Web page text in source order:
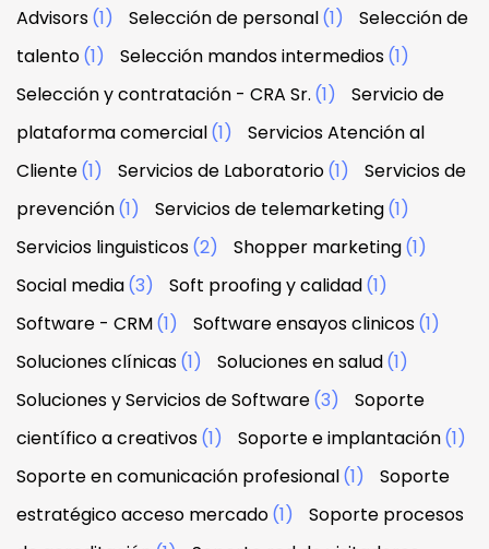
Advisors(1) Selección de personal(1)
Selección de
talento(1) Selección mandos intermedios(1)
Selección y contratación - CRA Sr. (1)
Servicio de
plataforma comercial(1)
Servicios Atención al
Cliente(1) Servicios de Laboratorio(1)
Servicios de
prevención(1) Servicios de telemarketing(1)
Servicios linguisticos(2) Shopper marketing(1)
Social media(3) Soft proofing y calidad(1)
Software - CRM(1) Software ensayos clinicos(1)
Soluciones clínicas(1) Soluciones en salud(1)
Soluciones y Servicios de Software(3)
Soporte
científico a creativos(1) Soporte e implantación(1)
Soporte en comunicación profesional(1)
Soporte
estratégico acceso mercado(1)
Soporte procesos